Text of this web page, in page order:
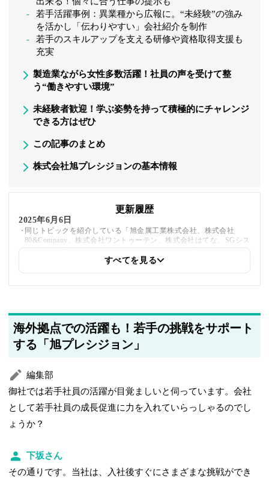
若手活躍事例：異業種から広報に。“未経験”の強み
を活かし「伝わりやすい」会社紹介を制作
若手のスキルアップを支える研修や資格取得支援も
充実
製造業ながら女性多数活躍！社員の声を受けて整
う“働きやすい環境”
未経験者歓迎！学ぶ姿勢を持って積極的にチャレンジ
できる方はぜひ
この記事のまとめ
株式会社旭プレシジョンの基本情報
更新履歴
2025年6月6日
同じトピックを紹介している「旭金属工業株式会社、株式会社
80&Company、株式会社ワントゥーテン、株式会社はてな、SGシス
テム株式会社、メトロウェザー株式会社」への内部リンクを追加し
すべてを見る
海外拠点での活躍も！若手の挑戦をサポート
する「旭プレシジョン」
編集部
御社では若手社員の活躍が目覚ましいと伺っています。会社
として若手社員の成長促進に力を入れていらっしゃるのでし
ょうか？
下坂さん
その通りです。当社は、入社後すぐにさまざまな挑戦ができ